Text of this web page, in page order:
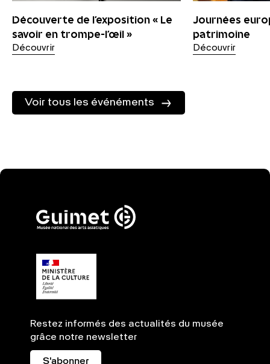
Découverte de l’exposition « Le
savoir en trompe-l’œil »
Découvrir
Journées
patrimoine
Découvrir
Voir tous les événéments
Restez informés des actualités du musée
grâce notre newsletter
S'abonner